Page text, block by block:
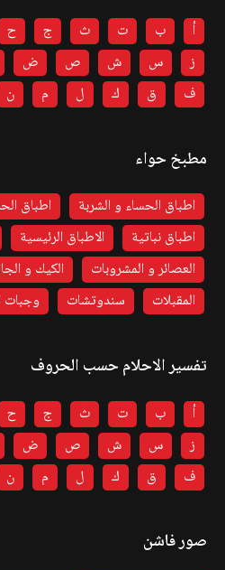
أ ب ت ث ج ح
ز
س ش ص ض
ف
ق ك ل م ن
مطبخ حواء
اطباق الحساء و الشربة اطباق
اطباق نباتية
الاطباق الرئيسية
العصائر و المشروبات
الكيك و
المقبلات
سندوتشات وجبات
تفسير الاحلام حسب الحروف
أ ب ت ث ج ح
ز
س ش ص ض
ف
ق ك ل م ن
صور فاشن